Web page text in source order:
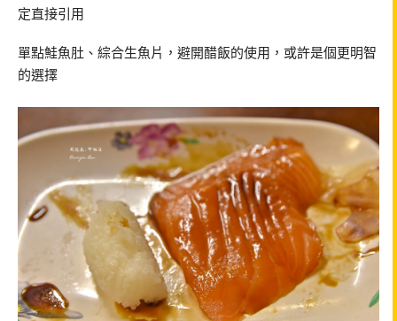
定直接引用
單點鮭魚肚、綜合生魚片，避開醋飯的使用，或許是個更明智
的選擇